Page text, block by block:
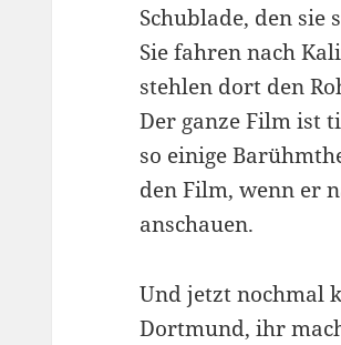
Schublade, den sie
Sie fahren nach
stehlen dort den
Der ganze Film ist
so einige
den Film, wenn er
anschauen.
Und jetzt nochmal
Dortmund, ihr